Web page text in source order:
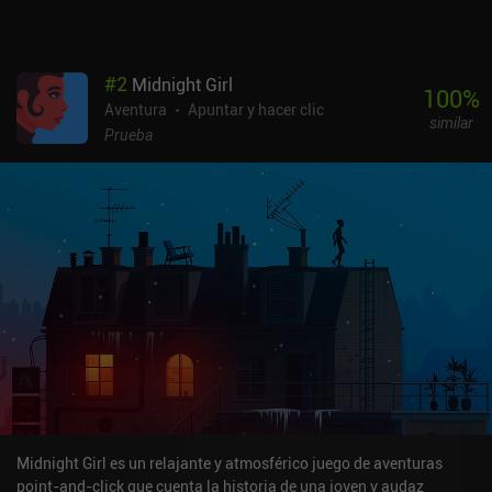
#2 Midnight Girl
Aventura
Apuntar y hacer clic
Prueba
100%
similar
Midnight Girl es un relajante y atmosférico juego de aventuras
point-and-click que cuenta la historia de una joven y audaz